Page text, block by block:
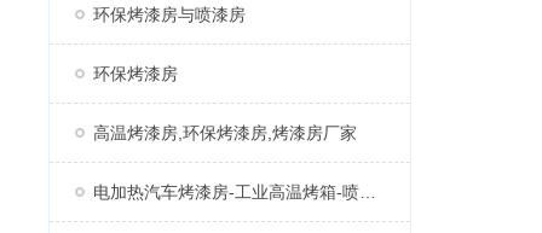
环保烤漆房与喷漆房
环保烤漆房
高温烤漆房,环保烤漆房,烤漆房厂家